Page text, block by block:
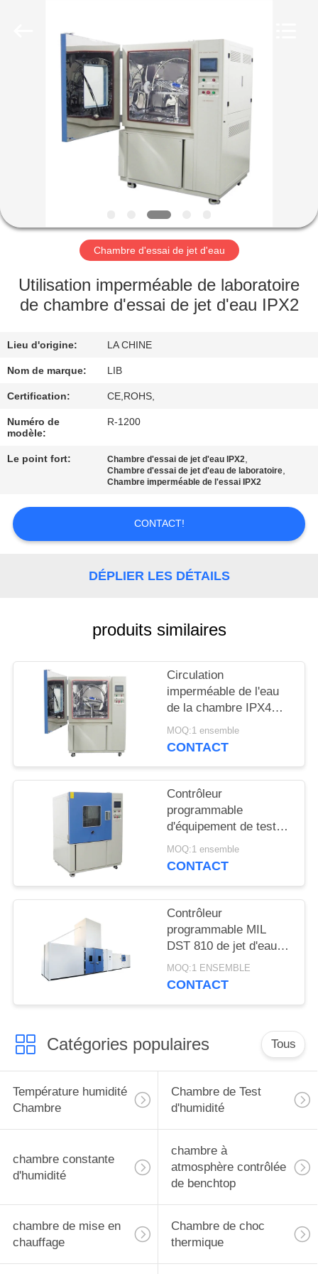
MAISON
PRODUITS
DE
NOUS
VISITE
D'USINE
CONTRÔLE
DE
QUALITÉ
CONTACTEZ-
NOUS
NOUVELLES
DU
SITE
PRIVACY
POLICY
Chambre d'essai de jet d'eau
Utilisation imperméable de laboratoire
de chambre d'essai de jet d'eau IPX2
Lieu d'origine: LA CHINE
Nom de marque: LIB
Certification: CE,ROHS,
Numéro de
modèle:
R-1200
Le point fort: Chambre d'essai de jet d'eau IPX2,
Chambre d'essai de jet d'eau de laboratoire,
Chambre imperméable de l'essai IPX2
CONTACT!
DÉPLIER LES DÉTAILS
produits similaires
Circulation
imperméable de l'eau
de la chambre IPX4
d'essai de l'acier
inoxydable SUS304
MOQ:1 ensemble
CONTACT
Contrôleur
programmable
d'équipement de test
d'entrée de l'eau d'IPX3
IPX4
MOQ:1 ensemble
CONTACT
Contrôleur
programmable MIL
DST 810 de jet d'eau
de chambre
automatique d'essai
MOQ:1 ENSEMBLE
CONTACT
Catégories populaires Tous
Température humidité
Chambre
Chambre de Test
d'humidité
chambre constante
d'humidité
chambre à
atmosphère contrôlée
de benchtop
chambre de mise en
chauffage
Chambre de choc
thermique